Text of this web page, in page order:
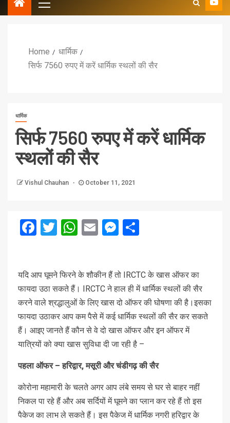
Home
धार्मिक
सिर्फ 7560 रुपए में करें धार्मिक स्थलों की सैर
धार्मिक
सिर्फ 7560 रुपए में करें धार्मिक
स्थलों की सैर
Vishul Chauhan October 11, 2021
Facebook
Twitter
WhatsApp
EmailMessenger
यदि आप घूमने फिरने के शौकीन हैं तो IRCTC के खास ऑफर का
फायदा उठा सकते हैं। IRCTC ने हाल ही में धार्मिक स्थलों की सैर
करने वाले श्रद्धालुओं के लिए खास दो ऑफर की घोषणा की है।इसका
फायदा उठाकर आप कम पैसे में कई धार्मिक स्थलों की सैर कर सकते
हैं। आइए जानते हैं कौन से वे दो खास ऑफर और इन ऑफर में
यात्रियों को क्या खास सुविधा दी जा रही है –
पहला ऑफर – हरिद्वार, मसूरी और चंडीगढ़ की सैर
कोरोना महामारी के चलते अगर आप लंबे समय से घर से बाहर नहीं
निकल पा रहे हैं और अब सर्दियों में घूमने का प्लान कर रहे हैं तो इस
पैकेज का लाभ ले सकते हैं। इस पैकेज में धार्मिक नगरी हरिद्वार के